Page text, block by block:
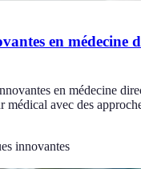
en médecine
en médecine
médical avec des
innovantes